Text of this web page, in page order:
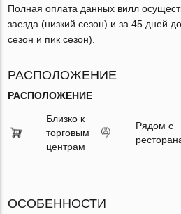
Полная оплата данных вилл
заезда (низкий сезон) и за 45 дней
сезон и пик сезон).
РАСПОЛОЖЕНИЕ
РАСПОЛОЖЕНИЕ
Близко к
торговым
центрам
Рядом с
ОСОБЕННОСТИ